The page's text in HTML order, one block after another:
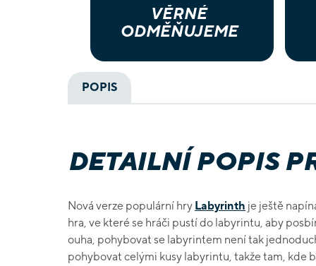
VĚRNÉ
ODMĚŇUJEME
POPIS
DETAILNÍ POPIS
Nová verze populární hry Labyrinth je ještě
hra, ve které se hráči pustí do labyrintu, aby
ouha, pohybovat se labyrintem není tak
pohybovat celými kusy labyrintu, takže tam, kde